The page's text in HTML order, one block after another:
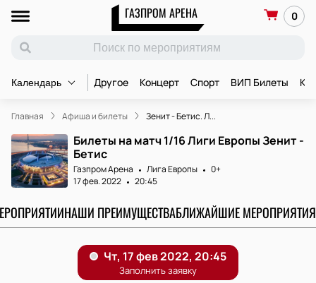
ГАЗПРОМ АРЕНА 0
Календарь Другое Концерт Спорт ВИП Билеты
Главная Афиша и билеты Зенит - Бетис. Л...
Билеты на матч 1/16 Лиги Европы Зенит -
Бетис
Газпром Арена Лига Европы
0+
17 фев. 2022
20:45
НАШИ ПРЕИМУЩЕСТВАБЛИЖАЙШИЕ МЕРОПРИЯТИЯ